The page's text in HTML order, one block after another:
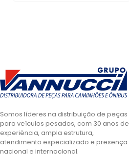
Somos líderes na distribuição de peças
para veículos pesados, com 30 anos de
experiência, ampla estrutura,
atendimento especializado e presença
nacional e internacional.